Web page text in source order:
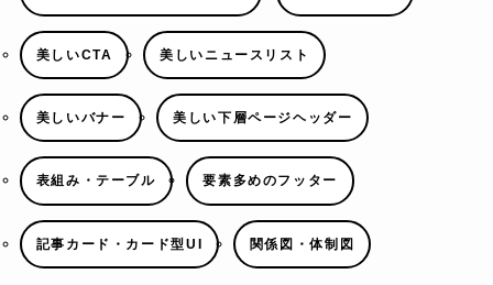
美しいCTA 美しいニュースリスト
美しいバナー 美しい下層ページヘッダー
表組み・テーブル 要素多めのフッター
記事カード・カード型UI 関係図・体制図